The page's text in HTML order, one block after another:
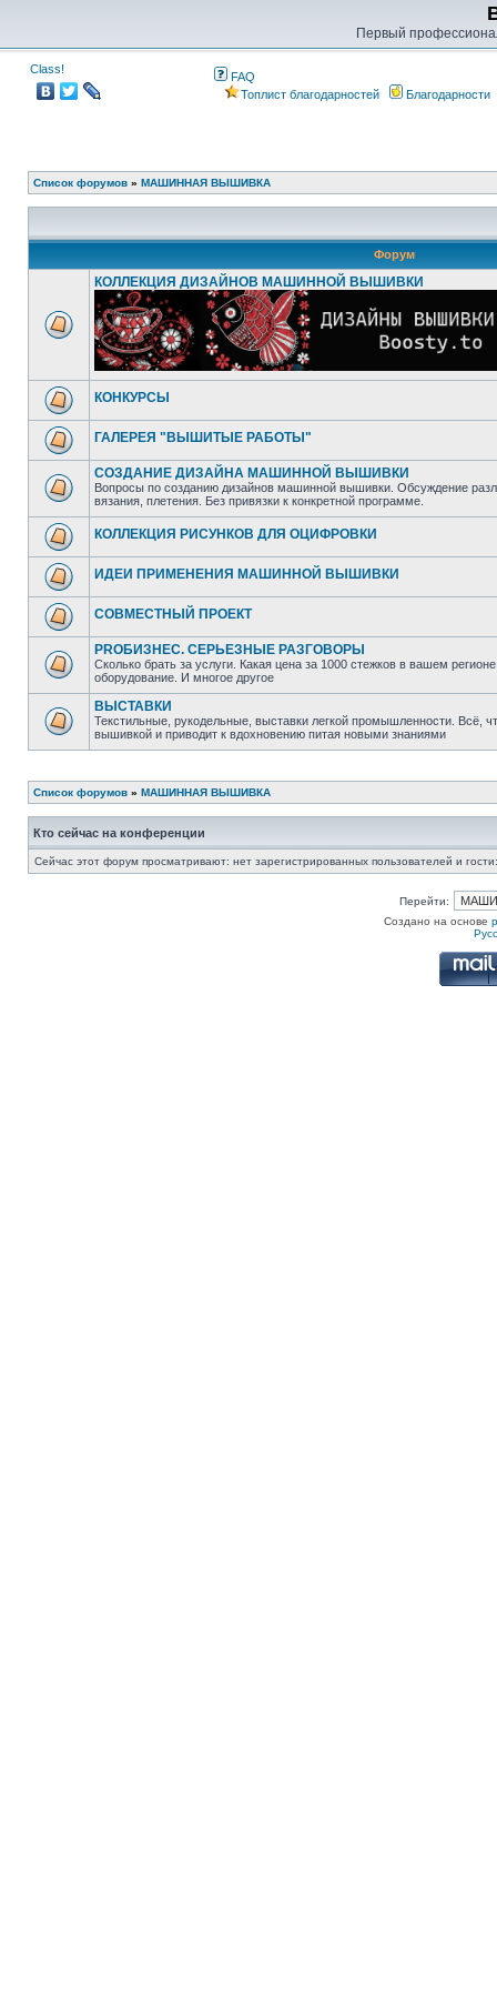
Первый
Class!
FAQ
Топлист благодарностей
Благодарности
Список форумов » МАШИННАЯ ВЫШИВКА
Форум
КОЛЛЕКЦИЯ ДИЗАЙНОВ МАШИННОЙ ВЫШИВКИ
КОНКУРСЫ
ГАЛЕРЕЯ "ВЫШИТЫЕ РАБОТЫ"
СОЗДАНИЕ ДИЗАЙНА МАШИННОЙ ВЫШИВКИ
Вопросы по созданию дизайнов машинной вышивки. Обсуждение
вязания, плетения. Без привязки к конкретной программе.
КОЛЛЕКЦИЯ РИСУНКОВ ДЛЯ ОЦИФРОВКИ
ИДЕИ ПРИМЕНЕНИЯ МАШИННОЙ ВЫШИВКИ
СОВМЕСТНЫЙ ПРОЕКТ
PROБИЗНЕС. СЕРЬЕЗНЫЕ РАЗГОВОРЫ
Сколько брать за услуги. Какая цена за 1000 стежков в вашем
оборудование. И многое другое
ВЫСТАВКИ
Текстильные, рукодельные, выставки легкой промышленности. Всё,
вышивкой и приводит к вдохновению питая новыми знаниями
Список форумов » МАШИННАЯ ВЫШИВКА
Кто сейчас на конференции
Сейчас этот форум просматривают: нет зарегистрированных пользователей и
Перейти:
Создано на основе